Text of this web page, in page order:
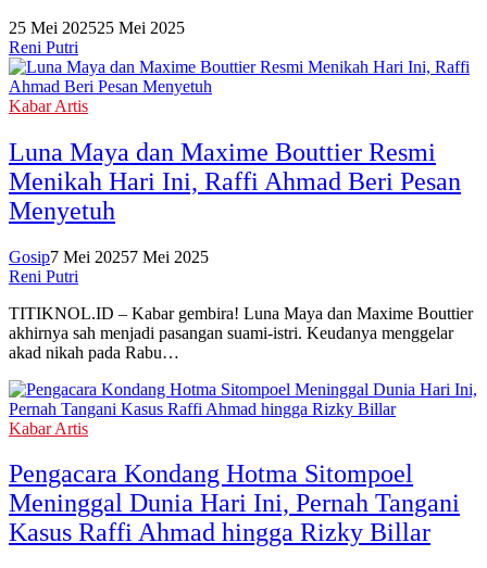
25 Mei 202525 Mei 2025
Reni Putri
Kabar Artis
Luna Maya dan Maxime Bouttier Resmi
Menikah Hari Ini, Raffi Ahmad Beri Pesan
Menyetuh
Gosip7 Mei 20257 Mei 2025
Reni Putri
TITIKNOL.ID – Kabar gembira! Luna Maya dan Maxime Bouttier
akhirnya sah menjadi pasangan suami-istri. Keudanya menggelar
akad nikah pada Rabu…
Kabar Artis
Pengacara Kondang Hotma Sitompoel
Meninggal Dunia Hari Ini, Pernah Tangani
Kasus Raffi Ahmad hingga Rizky Billar